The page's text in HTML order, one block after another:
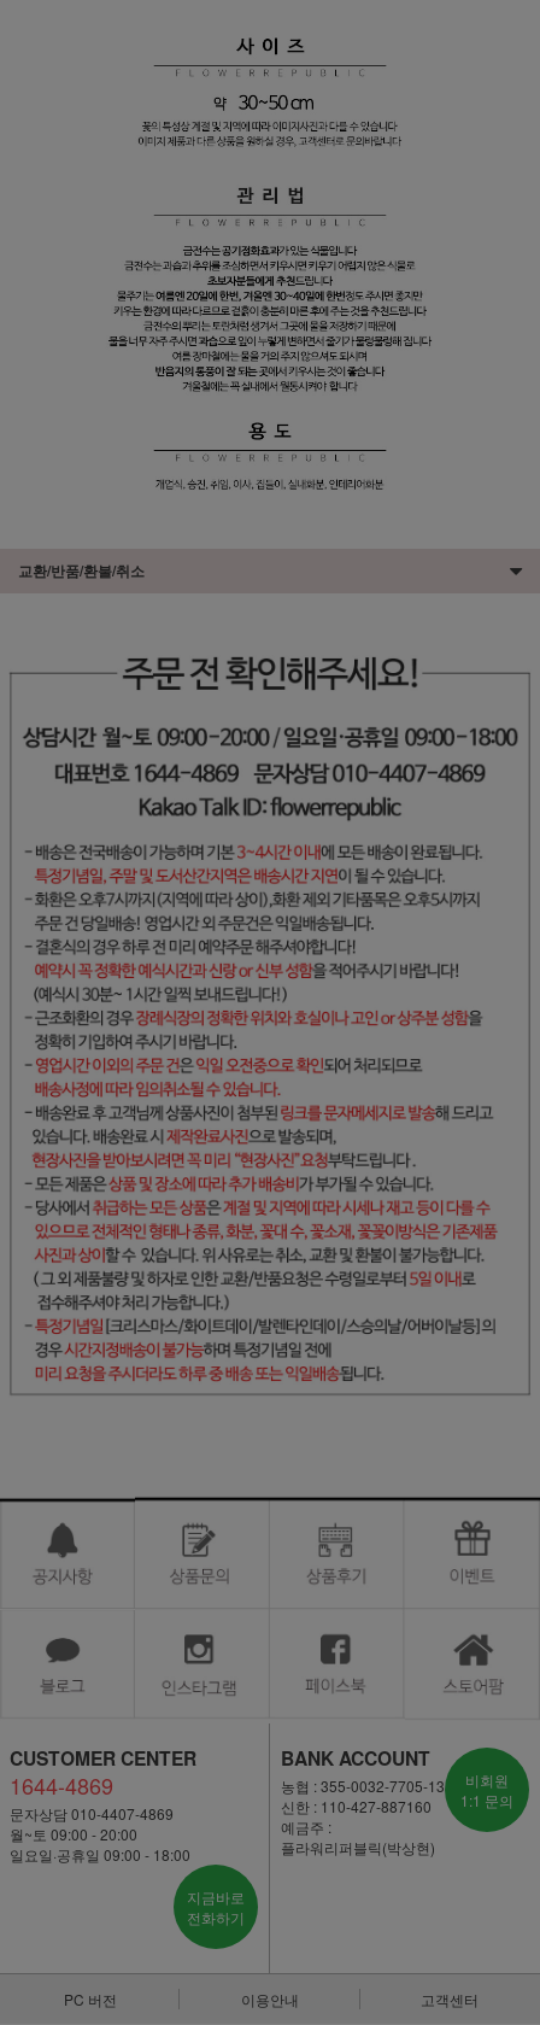
교환/반품/환불/취소
CUSTOMER CENTER
1644-4869
문자상담 010-4407-4869
월~토 09:00 - 20:00
일요일·공휴일 09:00 - 18:00
지금바로
전화하기
BANK ACCOUNT
농협 : 355-0032-7705-13
신한 : 110-427-887160
예금주 :
플라워리퍼블릭(박상현)
비회원
1:1 문의
PC 버전 이용안내 고객센터